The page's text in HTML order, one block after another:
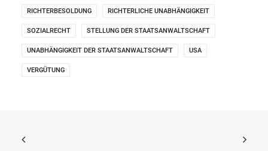
RICHTERBESOLDUNG RICHTERLICHE UNABHÄNGIGKEIT
SOZIALRECHT STELLUNG DER STAATSANWALTSCHAFT
UNABHÄNGIGKEIT DER STAATSANWALTSCHAFT USA
VERGÜTUNG